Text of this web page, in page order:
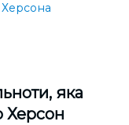
яка
Херсон